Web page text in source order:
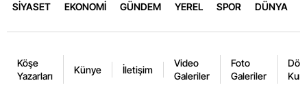
SİYASET EKONOMİ GÜNDEM YEREL SPOR DÜNYA
Köşe
Yazarları
Künye İletişim
Video
Galeriler
Foto
Galeriler